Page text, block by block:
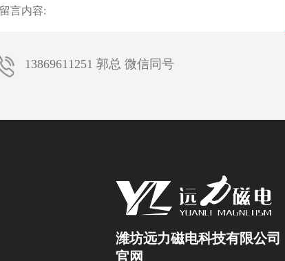
13869611251 郭总 微信同号
潍坊远力磁电科技有限公司
官网